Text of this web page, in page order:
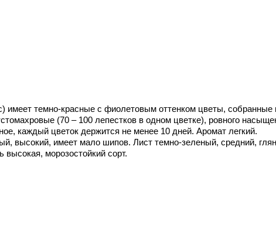
имеет темно-красные с фиолетовым оттенком цветы,
(70 – 100 лепестков в одном цветке), ровного
каждый цветок держится не менее 10 дней. Аромат легкий.
высокий, имеет мало шипов. Лист темно-зеленый, средний,
высокая, морозостойкий сорт.